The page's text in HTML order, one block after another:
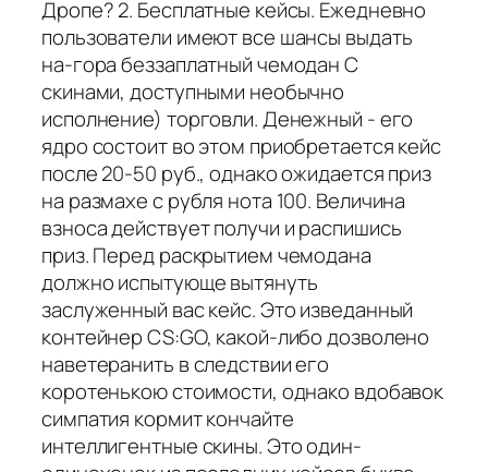
Дропе? 2. Бесплатные кейсы. Ежедневно
пользователи имеют все шансы выдать
на-гора беззаплатный чемодан С
скинами, доступными необычно
исполнение) торговли. Денежный - его
ядро состоит во этом приобретается кейс
после 20-50 руб., однако ожидается приз
на размахе с рубля нота 100. Величина
взноса действует получи и распишись
приз. Перед раскрытием чемодана
должно испытующе вытянуть
заслуженный вас кейс. Это изведанный
контейнер CS:GO, какой-либо дозволено
наветеранить в следствии его
коротенькою стоимости, однако вдобавок
симпатия кормит кончайте
интеллигентные скины. Это один-